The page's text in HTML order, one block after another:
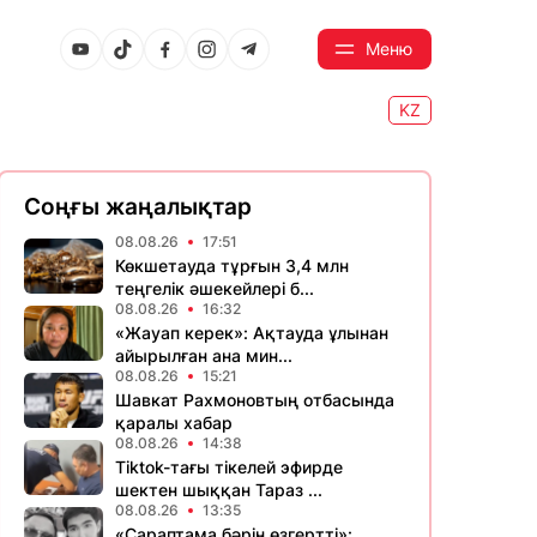
Меню
KZ
Соңғы жаңалықтар
08.08.26 17:51
Көкшетауда тұрғын 3,4 млн
теңгелік әшекейлері б...
08.08.26 16:32
«Жауап керек»: Ақтауда ұлынан
айырылған ана мин...
08.08.26 15:21
Шавкат Рахмоновтың отбасында
қаралы хабар
08.08.26 14:38
Tiktok-тағы тікелей эфирде
шектен шыққан Тараз ...
08.08.26 13:35